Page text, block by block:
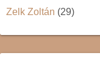
Zelk Zoltán (29)